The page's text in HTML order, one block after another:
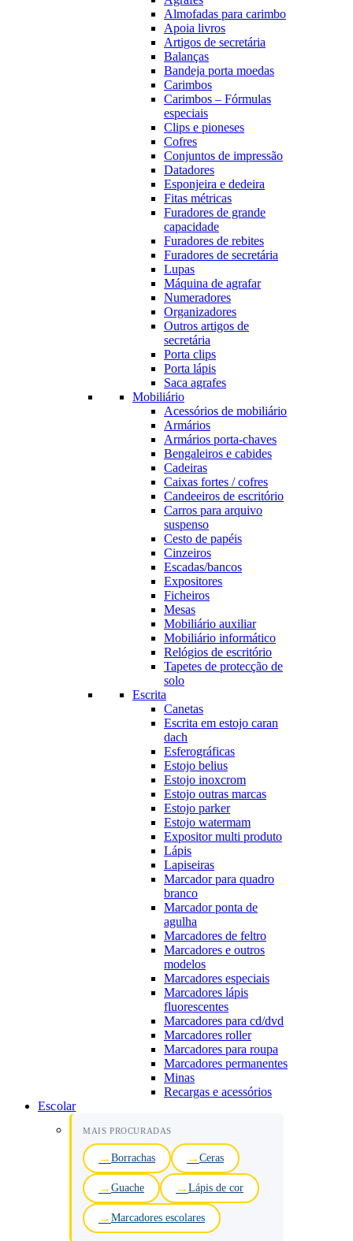
Almofadas para carimbo
Apoia livros
Artigos de secretária
Balanças
Bandeja porta moedas
Carimbos
Carimbos – Fórmulas
especiais
Clips e pioneses
Cofres
Conjuntos de impressão
Datadores
Esponjeira e dedeira
Fitas métricas
Furadores de grande
capacidade
Furadores de rebites
Furadores de secretária
Lupas
Máquina de agrafar
Numeradores
Organizadores
Outros artigos de
secretária
Porta clips
Porta lápis
Saca agrafes
Mobiliário
Acessórios de mobiliário
Armários
Armários porta-chaves
Bengaleiros e cabides
Cadeiras
Caixas fortes / cofres
Candeeiros de escritório
Carros para arquivo
suspenso
Cesto de papéis
Cinzeiros
Escadas/bancos
Expositores
Ficheiros
Mesas
Mobiliário auxiliar
Mobiliário informático
Relógios de escritório
Tapetes de protecção de
solo
Escrita
Canetas
Escrita em estojo caran
dach
Esferográficas
Estojo belius
Estojo inoxcrom
Estojo outras marcas
Estojo parker
Estojo watermam
Expositor multi produto
Lápis
Lapiseiras
Marcador para quadro
branco
Marcador ponta de
agulha
Marcadores de feltro
Marcadores e outros
modelos
Marcadores especiais
Marcadores lápis
fluorescentes
Marcadores para cd/dvd
Marcadores roller
Marcadores para roupa
Marcadores permanentes
Minas
Recargas e acessórios
Escolar
MAIS PROCURADAS
Borrachas Ceras
Guache Lápis de cor
Marcadores escolares